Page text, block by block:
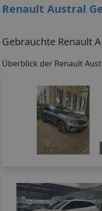
Renault Austral
Gebrauchte Renault
Überblick der Renault